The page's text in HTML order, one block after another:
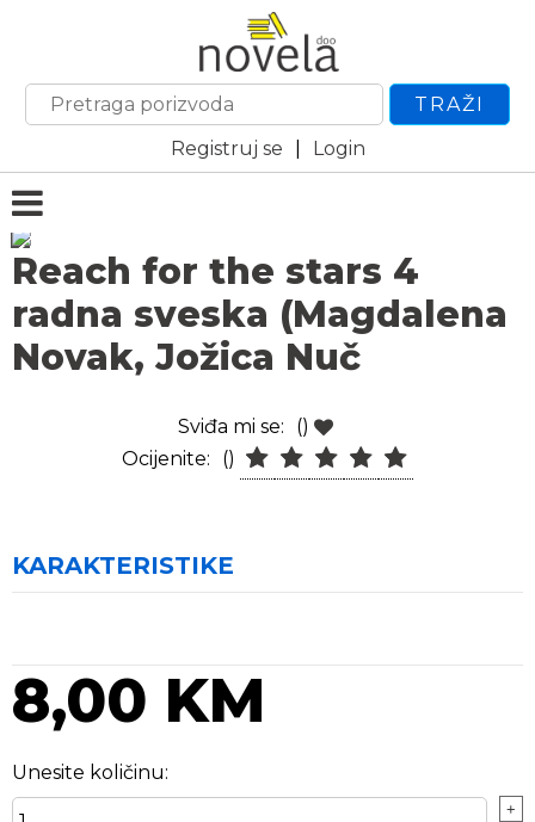
TRAŽI
Registruj se
Login
Reach for the stars 4
radna sveska (Magdalena
Novak, Jožica Nuč
Sviđa mi se:
()
Ocijenite:
()
KARAKTERISTIKE
8,00 KM
Unesite količinu:
+